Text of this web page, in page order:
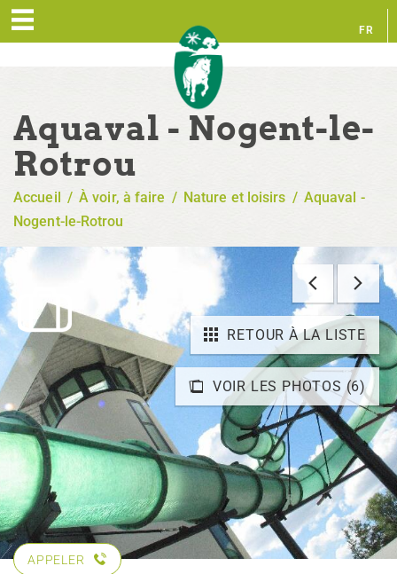
FR
Aquaval - Nogent-le-
Rotrou
Accueil / À voir, à faire / Nature et loisirs / Aquaval -
Nogent-le-Rotrou
VOIR LES PHOTOS (6)
RETOUR À LA LISTE
APPELER